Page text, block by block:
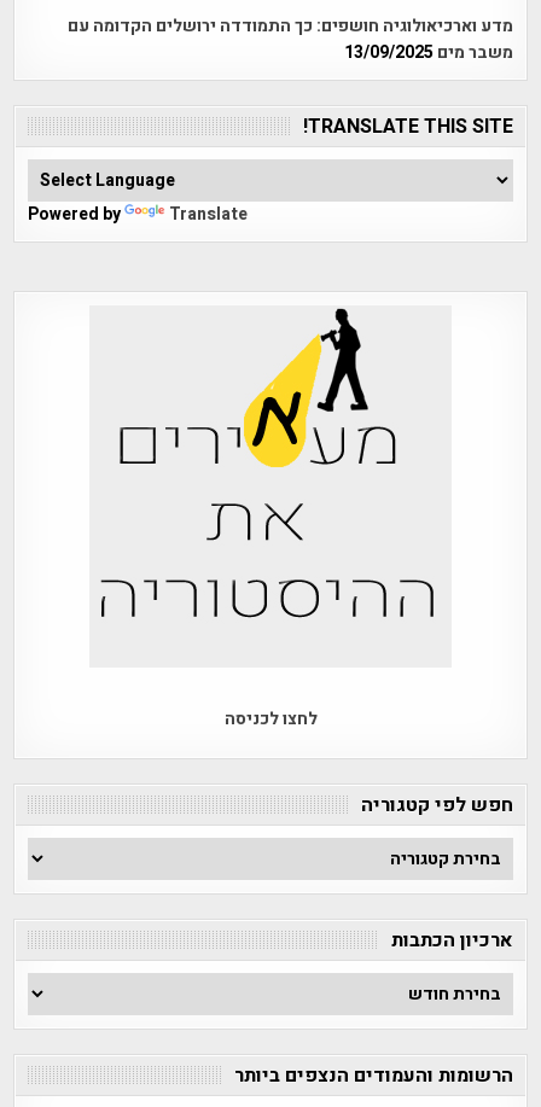
מדע וארכיאולוגיה חושפים: כך התמודדה ירושלים הקדומה עם
משבר מים 13/09/2025
TRANSLATE THIS SITE!
Powered by Translate
לחצו לכניסה
חפש לפי קטגוריה
חפש
לפי
ארכיון הכתבות
ארכיון
הכתבות
הרשומות והעמודים הנצפים ביותר